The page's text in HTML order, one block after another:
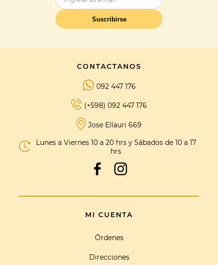
Suscribirse
CONTACTANOS
092 447 176
(+598) 092 447 176
Jose Ellauri 669
Lunes a Viernes 10 a 20 hrs y Sábados de 10 a 17
hrs
MI CUENTA
Órdenes
Direcciones